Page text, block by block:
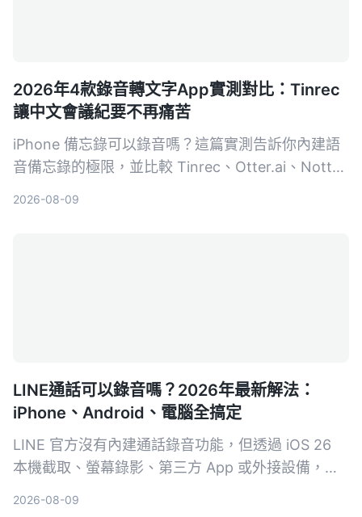
2026年4款錄音轉文字App實測對比：Tinrec
讓中文會議紀要不再痛苦
iPhone 備忘錄可以錄音嗎？這篇實測告訴你內建語
音備忘錄的極限，並比較 Tinrec、Otter.ai、Notta
2026-08-09
LINE通話可以錄音嗎？2026年最新解法：
iPhone、Android、電腦全搞定
LINE 官方沒有內建通話錄音功能，但透過 iOS 26
本機截取、螢幕錄影、第三方 App 或外接設備，一
2026-08-09